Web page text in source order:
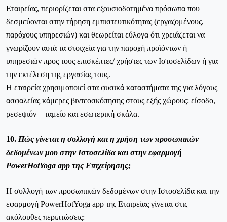
Εταιρείας, περιορίζεται στα εξουσιοδοτημένα πρόσωπα που
δεσμεύονται στην τήρηση εμπιστευτικότητας (εργαζομένους,
παρόχους υπηρεσιών) και θεωρείται εύλογα ότι χρειάζεται να
γνωρίζουν αυτά τα στοιχεία για την παροχή προϊόντων ή
υπηρεσιών προς τους επισκέπτες/ χρήστες των Ιστοσελίδων ή για
την εκτέλεση της εργασίας τους.
Η εταιρεία χρησιμοποιεί στα φυσικά καταστήματα της για λόγους
ασφαλείας κάμερες βιντεοσκόπησης στους εξής χώρους: είσοδο,
ρεσεψιόν – ταμείο και εσωτερική σκάλα.
10. Πώς γίνεται η συλλογή και η χρήση των προσωπικών
δεδομένων μου στην Ιστοσελίδα και στην εφαρμογή
PowerHotYoga app της Επιχείρησης;
Η συλλογή των προσωπικών δεδομένων στην Ιστοσελίδα και την
εφαρμογή PowerHotYoga app της Εταιρείας γίνεται στις
ακόλουθες περιπτώσεις: